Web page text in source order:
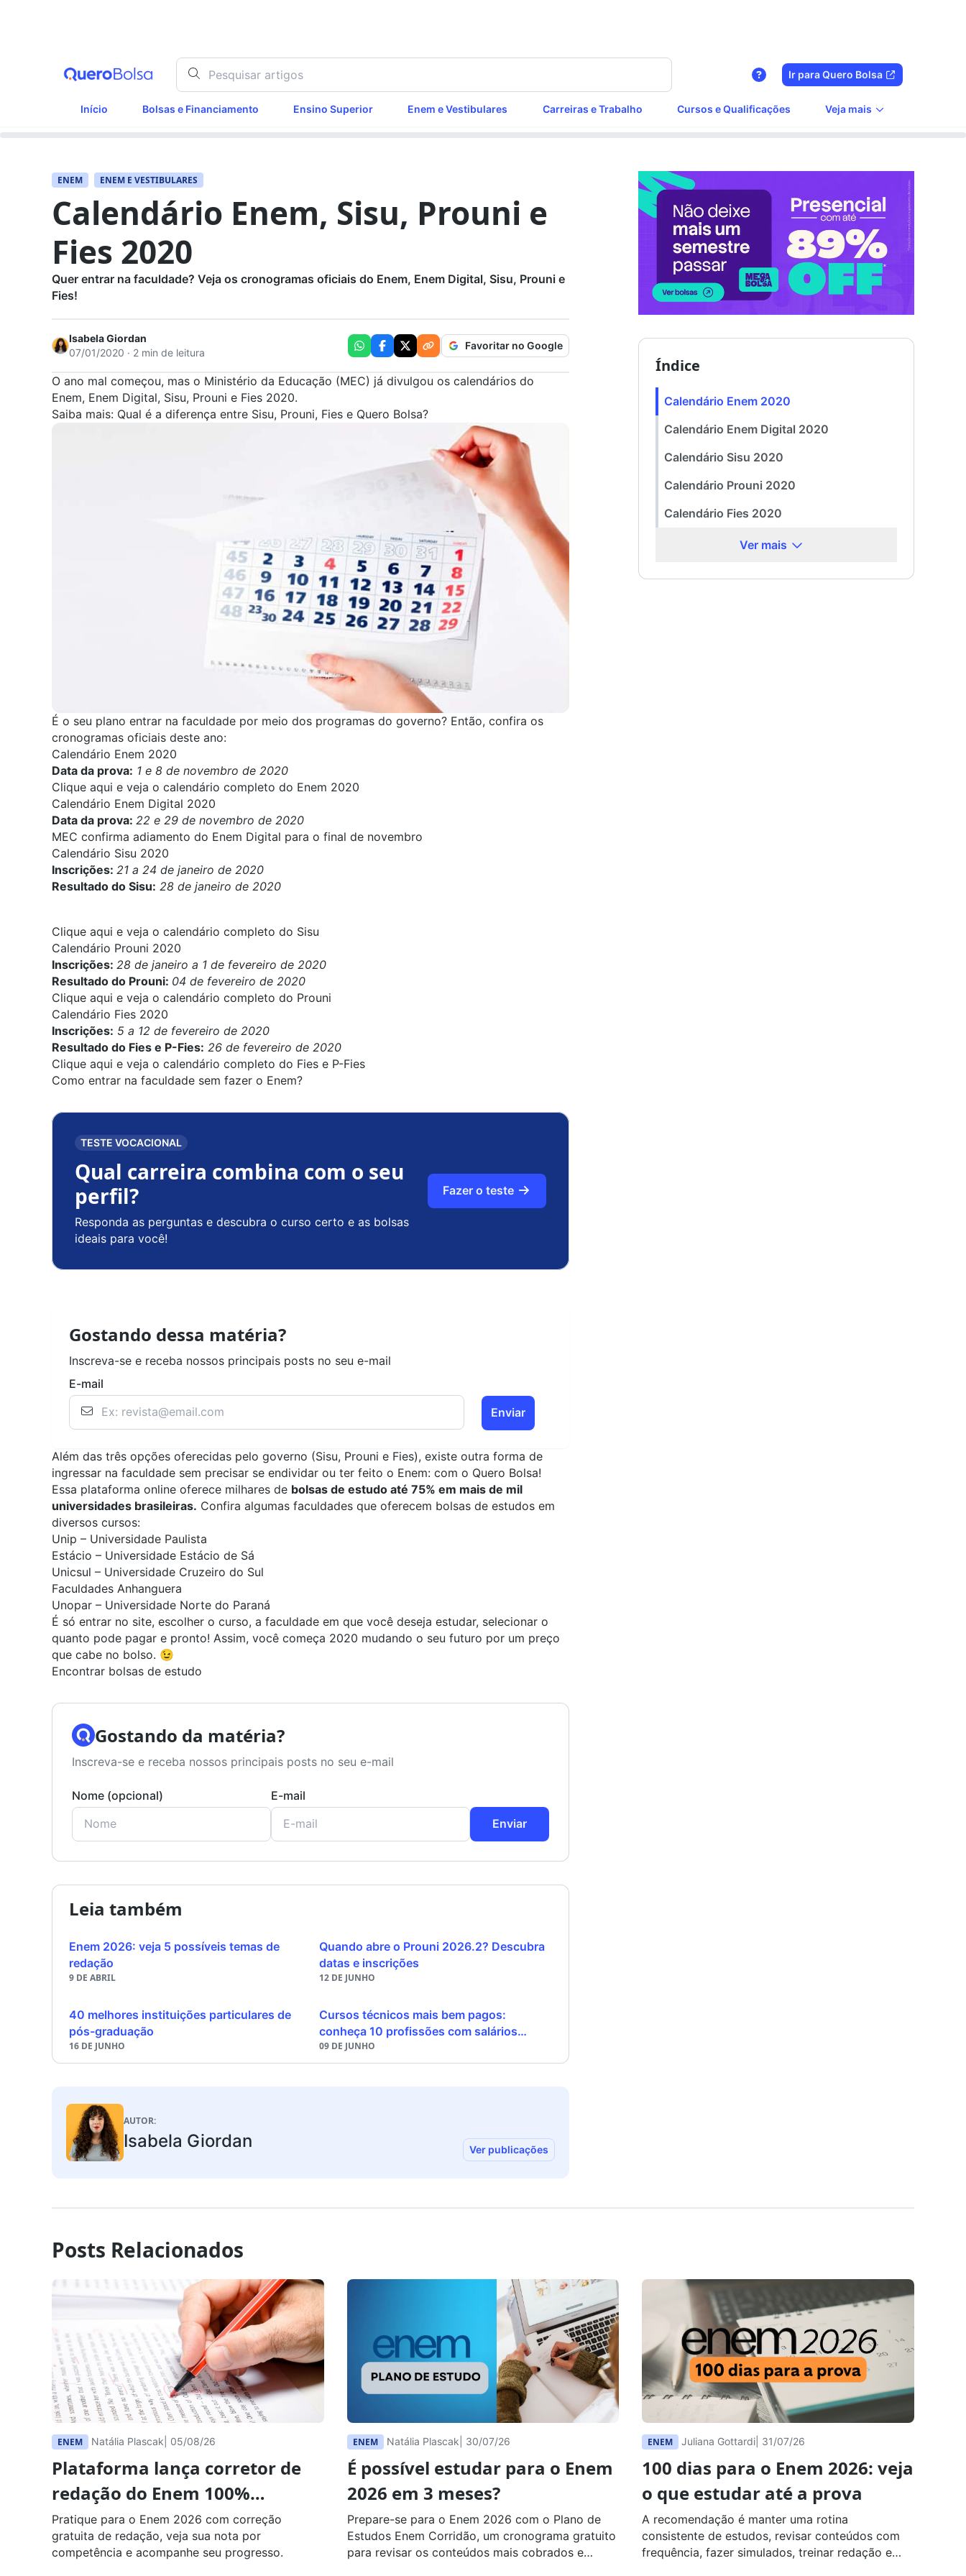
Ir para Quero Bolsa
Início Bolsas e Financiamento Ensino Superior Enem e Vestibulares Carreiras e Trabalho Cursos e Qualificações Veja mais
ENEM ENEM E VESTIBULARES
Calendário Enem, Sisu, Prouni e
Fies 2020
Quer entrar na faculdade? Veja os cronogramas oficiais do Enem, Enem Digital, Sisu, Prouni e
Fies!
Isabela Giordan
07/01/2020 · 2 min de leitura
Favoritar no Google
O ano mal começou, mas o Ministério da Educação (MEC) já divulgou os calendários do
Enem, Enem Digital, Sisu, Prouni e Fies 2020.
Saiba mais: Qual é a diferença entre Sisu, Prouni, Fies e Quero Bolsa?
É o seu plano entrar na faculdade por meio dos programas do governo? Então, confira os
cronogramas oficiais deste ano:
Calendário Enem 2020
Data da prova: 1 e 8 de novembro de 2020
Clique aqui e veja o calendário completo do Enem 2020
Calendário Enem Digital 2020
Data da prova: 22 e 29 de novembro de 2020
MEC confirma adiamento do Enem Digital para o final de novembro
Calendário Sisu 2020
Inscrições: 21 a 24 de janeiro de 2020
Resultado do Sisu: 28 de janeiro de 2020
Clique aqui e veja o calendário completo do Sisu
Calendário Prouni 2020
Inscrições: 28 de janeiro a 1 de fevereiro de 2020
Resultado do Prouni: 04 de fevereiro de 2020
Clique aqui e veja o calendário completo do Prouni
Calendário Fies 2020
Inscrições: 5 a 12 de fevereiro de 2020
Resultado do Fies e P-Fies: 26 de fevereiro de 2020
Clique aqui e veja o calendário completo do Fies e P-Fies
Como entrar na faculdade sem fazer o Enem?
TESTE VOCACIONAL
Qual carreira combina com o seu
perfil?
Responda as perguntas e descubra o curso certo e as bolsas
ideais para você!
Fazer o teste
Gostando dessa matéria?
Inscreva-se e receba nossos principais posts no seu e-mail
E-mail
Enviar
Além das três opções oferecidas pelo governo (Sisu, Prouni e Fies), existe outra forma de
ingressar na faculdade sem precisar se endividar ou ter feito o Enem: com o Quero Bolsa!
Essa plataforma online oferece milhares de bolsas de estudo até 75% em mais de mil
universidades brasileiras. Confira algumas faculdades que oferecem bolsas de estudos em
diversos cursos:
Unip – Universidade Paulista
Estácio – Universidade Estácio de Sá
Unicsul – Universidade Cruzeiro do Sul
Faculdades Anhanguera
Unopar – Universidade Norte do Paraná
É só entrar no site, escolher o curso, a faculdade em que você deseja estudar, selecionar o
quanto pode pagar e pronto! Assim, você começa 2020 mudando o seu futuro por um preço
que cabe no bolso. 😉
Encontrar bolsas de estudo
Gostando da matéria?
Inscreva-se e receba nossos principais posts no seu e-mail
Nome (opcional)
E-mail
Enviar
Leia também
Enem 2026: veja 5 possíveis temas de
redação
9 DE ABRIL
Quando abre o Prouni 2026.2? Descubra
datas e inscrições
12 DE JUNHO
40 melhores instituições particulares de
pós-graduação
16 DE JUNHO
Cursos técnicos mais bem pagos:
conheça 10 profissões com salários
acima de R$ 5 mil
09 DE JUNHO
AUTOR:
Isabela Giordan Ver publicações
Índice
Calendário Enem 2020
Calendário Enem Digital 2020
Calendário Sisu 2020
Calendário Prouni 2020
Calendário Fies 2020
Ver mais
Posts Relacionados
ENEM
Plataforma lança corretor de
redação do Enem 100%
gratuito
Natália Plascak | 05/08/26
Pratique para o Enem 2026 com correção
gratuita de redação, veja sua nota por
competência e acompanhe seu progresso.
ENEM
É possível estudar para o Enem
2026 em 3 meses?
Natália Plascak | 30/07/26
Prepare-se para o Enem 2026 com o Plano de
Estudos Enem Corridão, um cronograma gratuito
para revisar os conteúdos mais cobrados e
ENEM
100 dias para o Enem 2026: veja
o que estudar até a prova
Juliana Gottardi | 31/07/26
A recomendação é manter uma rotina
consistente de estudos, revisar conteúdos com
frequência, fazer simulados, treinar redação e